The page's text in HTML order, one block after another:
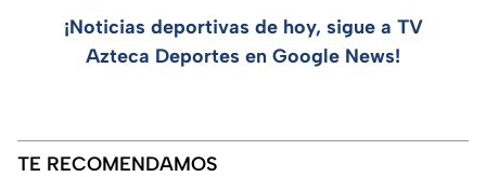
¡Noticias deportivas de hoy, sigue a TV
Azteca Deportes en Google News!
TE RECOMENDAMOS